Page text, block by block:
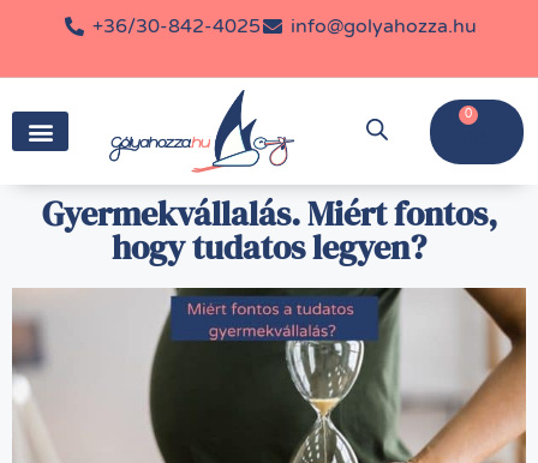
+36/30-842-4025 info@golyahozza.hu
0
Gyermekvállalás. Miért fontos,
hogy tudatos legyen?